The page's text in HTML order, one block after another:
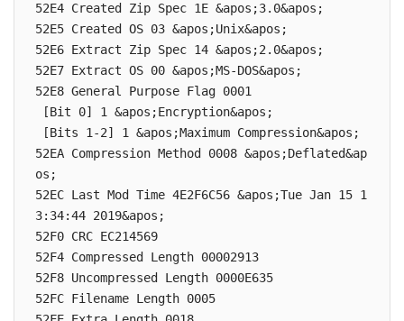
52E4 Created Zip Spec 1E &apos;3.0&apos;
52E5 Created OS 03 &apos;Unix&apos;
52E6 Extract Zip Spec 14 &apos;2.0&apos;
52E7 Extract OS 00 &apos;MS-DOS&apos;
52E8 General Purpose Flag 0001
52EA Compression Method 0008 &apos;Deflated&ap
os;
52EC Last Mod Time 4E2F6C56 &apos;Tue Jan 15 1
3:34:44 2019&apos;
52F0 CRC EC214569
52F4 Compressed Length 00002913
52F8 Uncompressed Length 0000E635
52FC Filename Length 0005